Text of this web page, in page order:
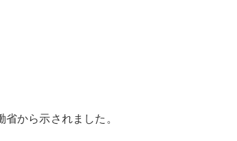
から示されました。